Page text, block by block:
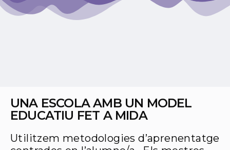
UNA ESCOLA AMB UN MODEL
EDUCATIU FET A MIDA
Utilitzem metodologies d’aprenentatge